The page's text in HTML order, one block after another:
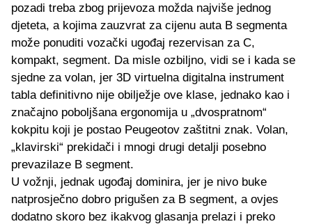
pozadi treba zbog prijevoza možda najviše jednog
djeteta, a kojima zauzvrat za cijenu auta B segmenta
može ponuditi vozački ugođaj rezervisan za C,
kompakt, segment. Da misle ozbiljno, vidi se i kada se
sjedne za volan, jer 3D virtuelna digitalna instrument
tabla definitivno nije obilježje ove klase, jednako kao i
značajno poboljšana ergonomija u „dvospratnom“
kokpitu koji je postao Peugeotov zaštitni znak. Volan,
„klavirski“ prekidači i mnogi drugi detalji posebno
prevazilaze B segment.
U vožnji, jednak ugođaj dominira, jer je nivo buke
natprosječno dobro prigušen za B segment, a ovjes
dodatno skoro bez ikakvog glasanja prelazi i preko